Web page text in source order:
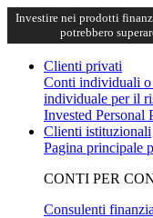
Investire nei prodotti
potrebbero
Clienti privati
Conti individuali o
individuale per il
Invested Personal
Clienti istituzionali
Pagina principale
CONTI PER
Consulenti